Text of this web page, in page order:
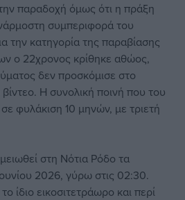
παραδοχή όμως ότι η πράξη
συμπεριφορά του
την κατηγορία της παραβίασης
ο 22χρονος κρίθηκε αθώος,
δεν προσκόμισε στο
Η συνολική ποινή που του
φυλάκιση 10 μηνών, με τριετή
στη Νότια Ρόδο τα
2026, γύρω στις 02:30.
ίδιο εικοσιτετράωρο και περί